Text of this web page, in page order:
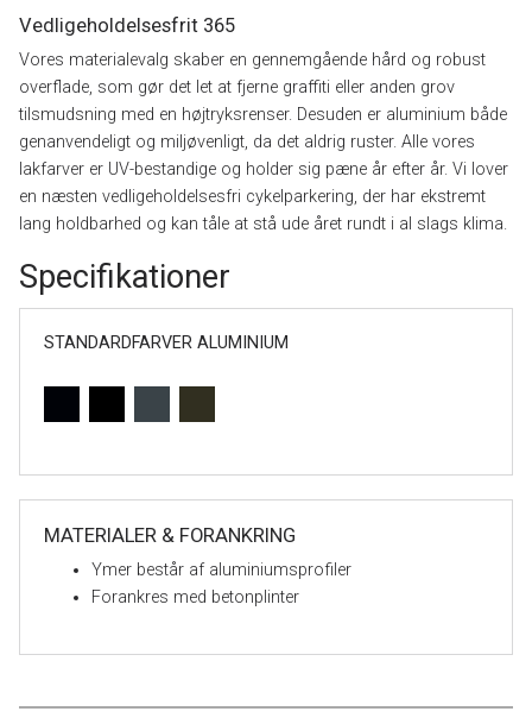
Vedligeholdelsesfrit 365
Vores materialevalg skaber en gennemgående hård og robust
overflade, som gør det let at fjerne graffiti eller anden grov
tilsmudsning med en højtryksrenser. Desuden er aluminium både
genanvendeligt og miljøvenligt, da det aldrig ruster. Alle vores
lakfarver er UV-bestandige og holder sig pæne år efter år. Vi lover
en næsten vedligeholdelsesfri cykelparkering, der har ekstremt
lang holdbarhed og kan tåle at stå ude året rundt i al slags klima.
Specifikationer
STANDARDFARVER ALUMINIUM
MATERIALER & FORANKRING
Ymer består af aluminiumsprofiler
Forankres med betonplinter